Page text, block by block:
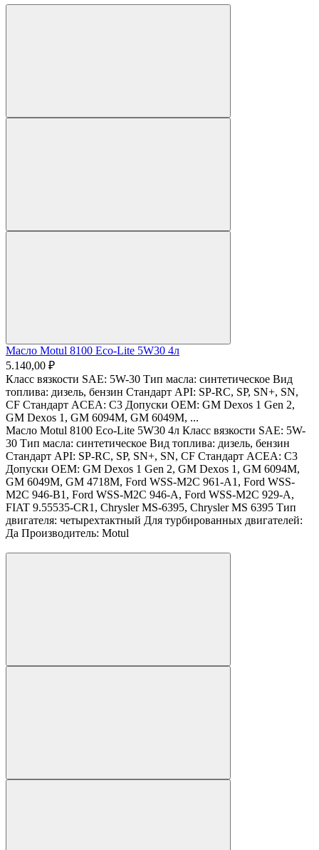
Масло Motul 8100 Eco-Lite 5W30 4л
5.140,00 ₽
Класс вязкости SAE: 5W-30 Тип масла: синтетическое Вид
топлива: дизель, бензин Стандарт API: SP-RC, SP, SN+​, SN,
CF Стандарт ACEA: С3 Допуски OEM: GM Dexos 1 Gen 2,
GM Dexos 1, GM 6094M, GM 6049M, ...
Масло Motul 8100 Eco-Lite 5W30 4л Класс вязкости SAE: 5W-
30 Тип масла: синтетическое Вид топлива: дизель, бензин
Стандарт API: SP-RC, SP, SN+​, SN, CF Стандарт ACEA: С3
Допуски OEM: GM Dexos 1 Gen 2, GM Dexos 1, GM 6094M,
GM 6049M, GM 4718M, Ford WSS-M2C 961-A1, Ford WSS-
M2C 946-B1, Ford WSS-M2C 946-A, Ford WSS-M2C 929-A,
FIAT 9.55535-CR1, Chrysler MS-6395, Chrysler MS 6395 Тип
двигателя: четырехтактный Для турбированных двигателей:
Да Производитель: Motul